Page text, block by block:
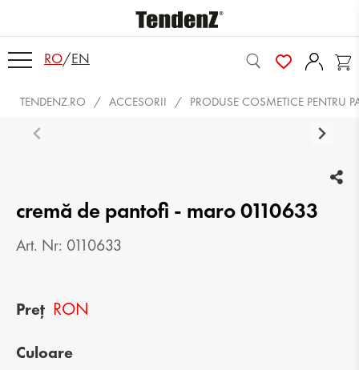
RO/EN
TENDENZ.RO ACCESORII PRODUSE COSMETICE PENTRU
cremă de pantofi - maro 0110633
Art. Nr: 0110633
Preț RON
Culoare